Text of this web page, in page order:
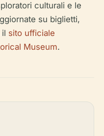
culturali e le
su biglietti,
sito ufficiale
Museum.